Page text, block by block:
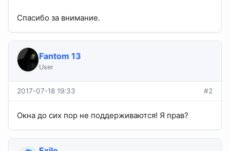
Спасибо за внимание.
Fantom 13
User
2017-07-18 19:33 #2
Окна до сих пор не поддерживаются! Я прав?